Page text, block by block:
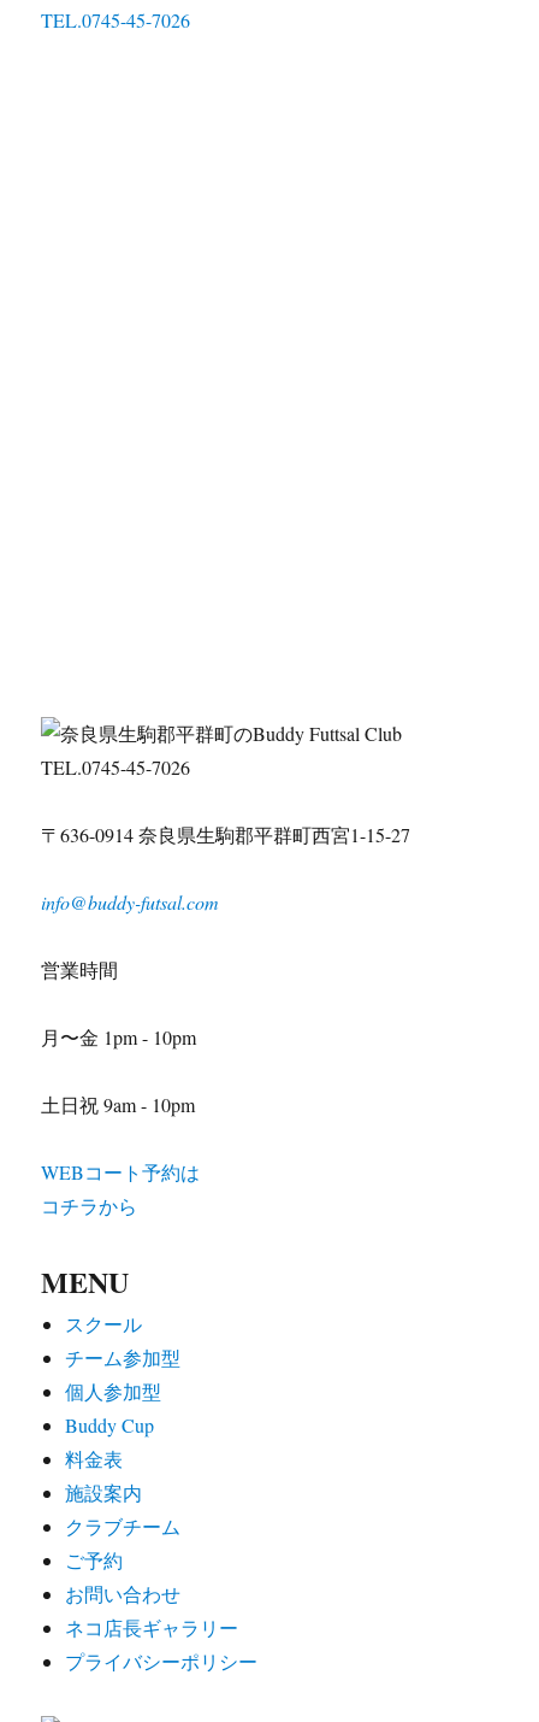
TEL.0745-45-7026
TEL.0745-45-7026
〒636-0914 奈良県生駒郡平群町西宮1-15-27
info@buddy-futsal.com
営業時間
月〜金 1pm - 10pm
土日祝 9am - 10pm
WEBコート予約は
コチラから
MENU
スクール
チーム参加型
個人参加型
Buddy Cup
料金表
施設案内
クラブチーム
ご予約
お問い合わせ
ネコ店長ギャラリー
プライバシーポリシー